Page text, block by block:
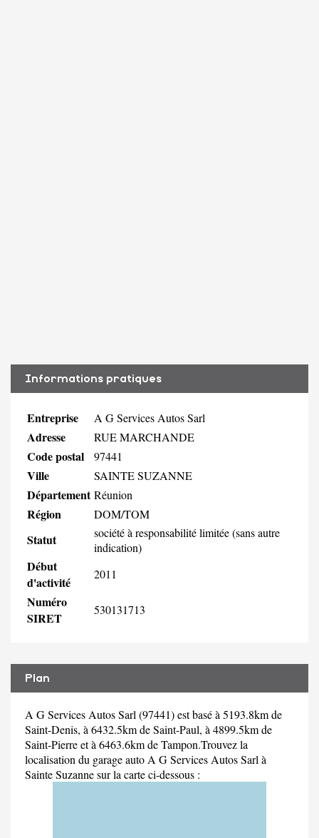
Informations pratiques
Entreprise A G Services Autos Sarl
Adresse RUE MARCHANDE
Code postal 97441
Ville SAINTE SUZANNE
Département Réunion
Région DOM/TOM
Statut
société à responsabilité limitée (sans autre
indication)
Début
d'activité
2011
Numéro
SIRET
530131713
Plan
A G Services Autos Sarl (97441) est basé à 5193.8km de
Saint-Denis, à 6432.5km de Saint-Paul, à 4899.5km de
Saint-Pierre et à 6463.6km de Tampon.Trouvez la
localisation du garage auto A G Services Autos Sarl à
Sainte Suzanne sur la carte ci-dessous :